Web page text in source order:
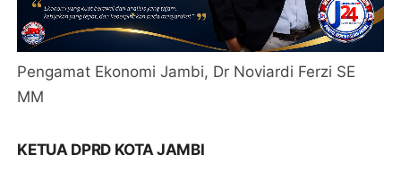
Pengamat Ekonomi Jambi, Dr Noviardi Ferzi SE
MM
KETUA DPRD KOTA JAMBI